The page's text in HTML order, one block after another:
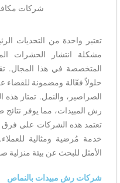
شركات
تعتبر واحدة من التحديات
مشكلة انتشار الحشرات
المتخصصة في هذا المجال.
حلولاً فعّالة ومضمونة
الصراصير، والنمل. تمتاز
رش المبيدات، مما يوفر نتائج
تعتمد هذه الشركات على
خدمة مُرضية ومثالية
الأمثل للبحث عن بيئة
شركات رش مبيدات بالنماص